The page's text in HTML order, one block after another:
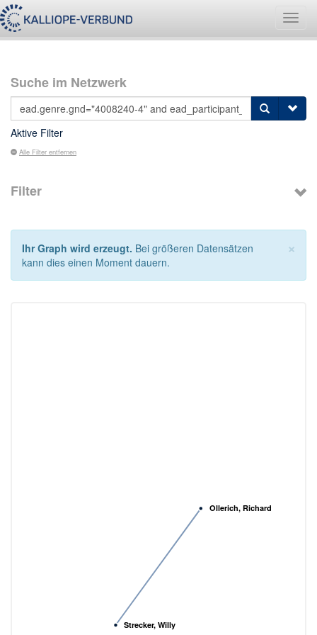
Suche im Netzwerk
Aktive Filter
Alle Filter entfernen
Filter
×
Ihr Graph wird erzeugt. Bei größeren Datensätzen
kann dies einen Moment dauern.
Ollerich, Richard
Strecker, Willy